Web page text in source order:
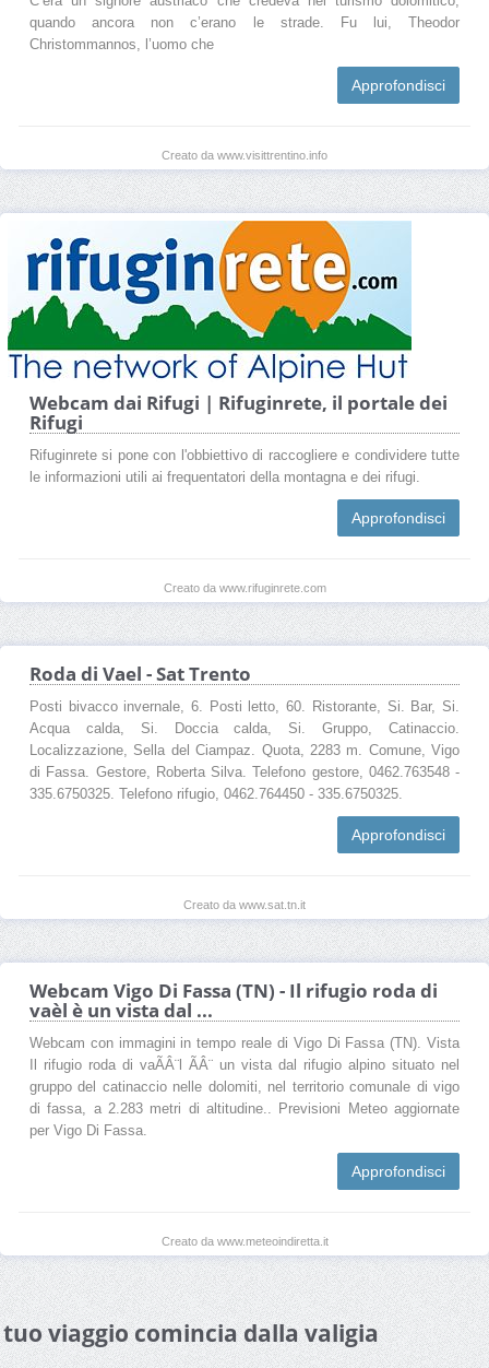
quando ancora non c’erano le strade. Fu lui, Theodor
Christommannos, l’uomo che
Approfondisci
Creato da www.visittrentino.info
Webcam dai Rifugi | Rifuginrete, il portale dei
Rifugi
Rifuginrete si pone con l'obbiettivo di raccogliere e condividere tutte
le informazioni utili ai frequentatori della montagna e dei rifugi.
Approfondisci
Creato da www.rifuginrete.com
Roda di Vael - Sat Trento
Posti bivacco invernale, 6. Posti letto, 60. Ristorante, Si. Bar, Si.
Acqua calda, Si. Doccia calda, Si. Gruppo, Catinaccio.
Localizzazione, Sella del Ciampaz. Quota, 2283 m. Comune, Vigo
di Fassa. Gestore, Roberta Silva. Telefono gestore, 0462.763548 -
335.6750325. Telefono rifugio, 0462.764450 - 335.6750325.
Approfondisci
Creato da www.sat.tn.it
Webcam Vigo Di Fassa (TN) - Il rifugio roda di
vaèl è un vista dal ...
Webcam con immagini in tempo reale di Vigo Di Fassa (TN). Vista
Il rifugio roda di vaÃÂ¨l ÃÂ¨ un vista dal rifugio alpino situato nel
gruppo del catinaccio nelle dolomiti, nel territorio comunale di vigo
di fassa, a 2.283 metri di altitudine.. Previsioni Meteo aggiornate
per Vigo Di Fassa.
Approfondisci
Creato da www.meteoindiretta.it
viaggio comincia dalla valigia